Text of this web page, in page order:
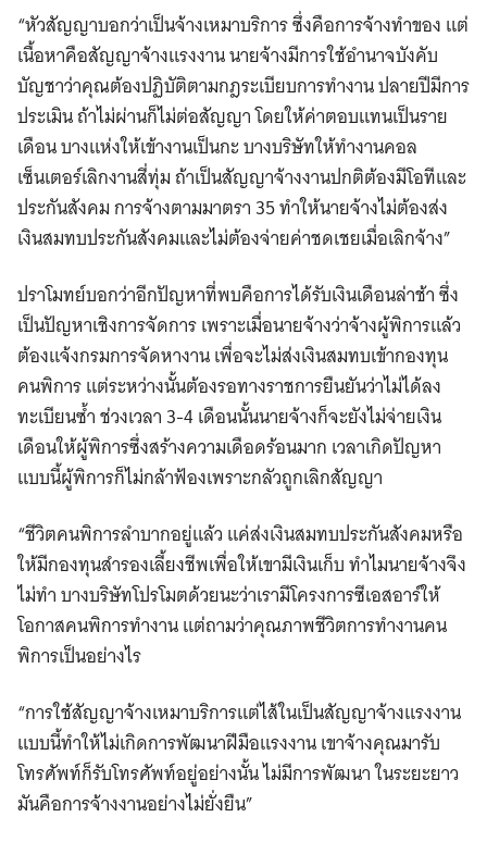
“หัวสัญญาบอกว่าเป็นจ้างเหมาบริการ ซึ่งคือการจ้างทำของ แต่
เนื้อหาคือสัญญาจ้างแรงงาน นายจ้างมีการใช้อํานาจบังคับ
บัญชาว่าคุณต้องปฏิบัติตามกฎระเบียบการทํางาน ปลายปีมีการ
ประเมิน ถ้าไม่ผ่านก็ไม่ต่อสัญญา โดยให้ค่าตอบแทนเป็นราย
เดือน บางแห่งให้เข้างานเป็นกะ บางบริษัทให้ทำงานคอล
เซ็นเตอร์เลิกงานสี่ทุ่ม ถ้าเป็นสัญญาจ้างงานปกติต้องมีโอทีและ
ประกันสังคม การจ้างตามมาตรา 35 ทำให้นายจ้างไม่ต้องส่ง
เงินสมทบประกันสังคมและไม่ต้องจ่ายค่าชดเชยเมื่อเลิกจ้าง”
ปราโมทย์บอกว่าอีกปัญหาที่พบคือการได้รับเงินเดือนล่าช้า ซึ่ง
เป็นปัญหาเชิงการจัดการ เพราะเมื่อนายจ้างว่าจ้างผู้พิการแล้ว
ต้องแจ้งกรมการจัดหางาน เพื่อจะไม่ส่งเงินสมทบเข้ากองทุน
คนพิการ แต่ระหว่างนั้นต้องรอทางราชการยืนยันว่าไม่ได้ลง
ทะเบียนซ้ำ ช่วงเวลา 3-4 เดือนนั้นนายจ้างก็จะยังไม่จ่ายเงิน
เดือนให้ผู้พิการซึ่งสร้างความเดือดร้อนมาก เวลาเกิดปัญหา
แบบนี้ผู้พิการก็ไม่กล้าฟ้องเพราะกลัวถูกเลิกสัญญา
“ชีวิตคนพิการลำบากอยู่แล้ว แค่ส่งเงินสมทบประกันสังคมหรือ
ให้มีกองทุนสํารองเลี้ยงชีพเพื่อให้เขามีเงินเก็บ ทำไมนายจ้างจึง
ไม่ทำ บางบริษัทโปรโมตด้วยนะว่าเรามีโครงการซีเอสอาร์ให้
โอกาสคนพิการทำงาน แต่ถามว่าคุณภาพชีวิตการทำงานคน
พิการเป็นอย่างไร
“การใช้สัญญาจ้างเหมาบริการแต่ไส้ในเป็นสัญญาจ้างแรงงาน
แบบนี้ทำให้ไม่เกิดการพัฒนาฝีมือแรงงาน เขาจ้างคุณมารับ
โทรศัพท์ก็รับโทรศัพท์อยู่อย่างนั้น ไม่มีการพัฒนา ในระยะยาว
มันคือการจ้างงานอย่างไม่ยั่งยืน”